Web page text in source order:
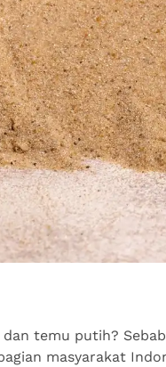
temu putih?
masyarakat